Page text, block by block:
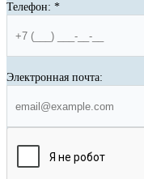
Телефон: *
Электронная почта: